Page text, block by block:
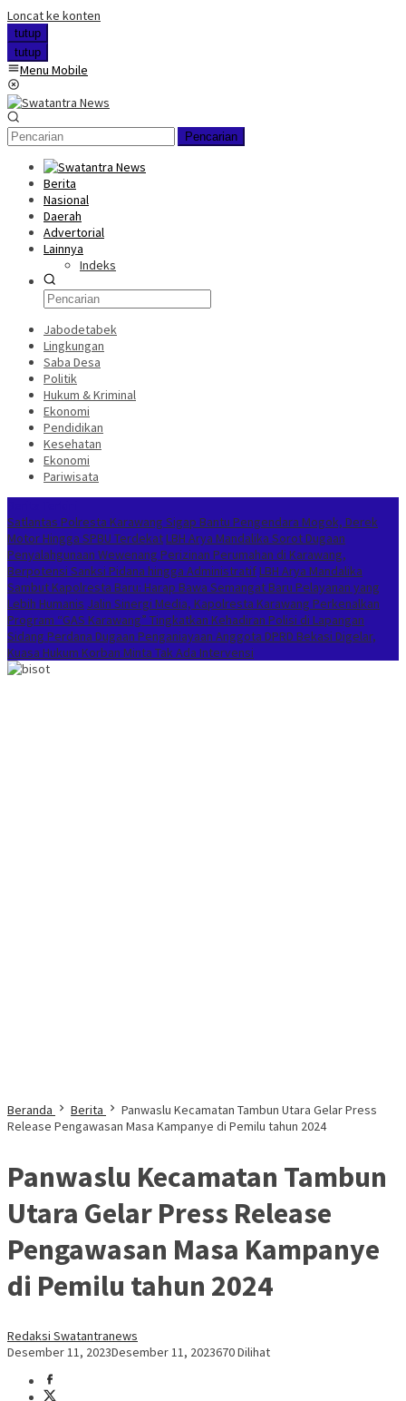
Loncat ke konten
tutup
tutup
Menu Mobile
Pencarian
Berita
Nasional
Daerah
Advertorial
Lainnya
Indeks
Jabodetabek
Lingkungan
Saba Desa
Politik
Hukum & Kriminal
Ekonomi
Pendidikan
Kesehatan
Ekonomi
Pariwisata
Satlantas Polresta Karawang Sigap Bantu Pengendara Mogok, Derek
Motor Hingga SPBU Terdekat LBH Arya Mandalika Sorot Dugaan
Penyalahgunaan Wewenang Perizinan Perumahan di Karawang,
Berpotensi Sanksi Pidana hingga Administratif LBH Arya Mandalika
Sambut Kapolresta Baru: Harap Bawa Semangat Baru Pelayanan yang
Lebih Humanis Jalin Sinergi Media, Kapolresta Karawang Perkenalkan
Program “GAS Karawang” Tingkatkan Kehadiran Polisi di Lapangan
Sidang Perdana Dugaan Penganiayaan Anggota DPRD Bekasi Digelar,
Kuasa Hukum Korban Minta Tak Ada Intervensi
Beranda Berita
Panwaslu Kecamatan Tambun Utara Gelar Press
Release Pengawasan Masa Kampanye di Pemilu tahun 2024
Panwaslu Kecamatan Tambun
Utara Gelar Press Release
Pengawasan Masa Kampanye
di Pemilu tahun 2024
Redaksi Swatantranews
Desember 11, 2023Desember 11, 2023670 Dilihat